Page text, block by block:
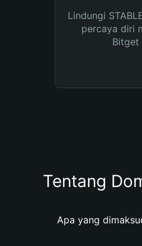
Lindungi
percaya diri
Bitget
Tentang
Apa yang